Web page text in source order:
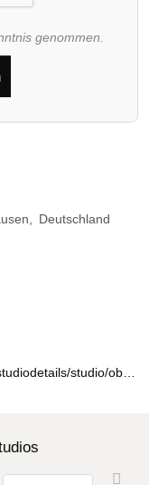
genommen.
Deutschland
studio/oberhausen/